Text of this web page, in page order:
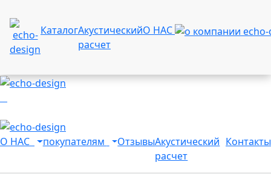
КаталогАкустический
расчет
О НАС
О НАС покупателям ОтзывыАкустический
расчет
Контакты